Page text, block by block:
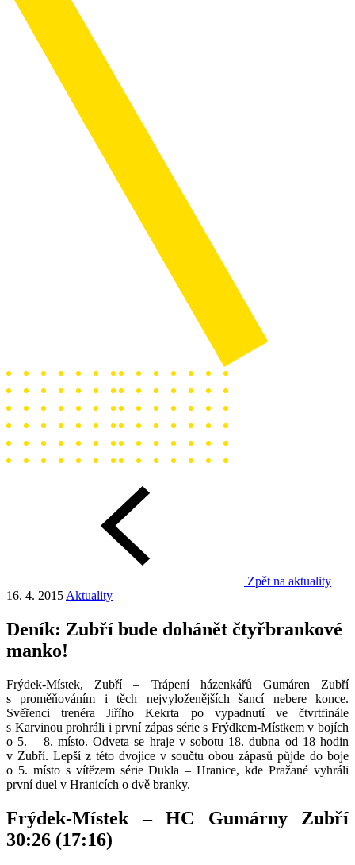
Zpět na aktuality
16. 4. 2015 Aktuality
Deník: Zubří bude dohánět čtyřbrankové
manko!
Frýdek-Místek, Zubří – Trápení házenkářů Gumáren Zubří
s proměňováním i těch nejvyloženějších šancí nebere konce.
Svěřenci trenéra Jiřího Kekrta po vypadnutí ve čtvrtfinále
s Karvinou prohráli i první zápas série s Frýdkem-Místkem v bojích
o 5. – 8. místo. Odveta se hraje v sobotu 18. dubna od 18 hodin
v Zubří. Lepší z této dvojice v součtu obou zápasů půjde do boje
o 5. místo s vítězem série Dukla – Hranice, kde Pražané vyhráli
první duel v Hranicích o dvě branky.
Frýdek-Místek – HC Gumárny Zubří
30:26 (17:16)